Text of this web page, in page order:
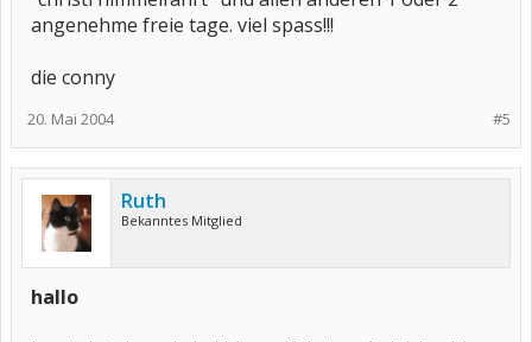
angenehme freie tage. viel spass!!!
die conny
#5
20. Mai 2004
Ruth
Bekanntes Mitglied
hallo